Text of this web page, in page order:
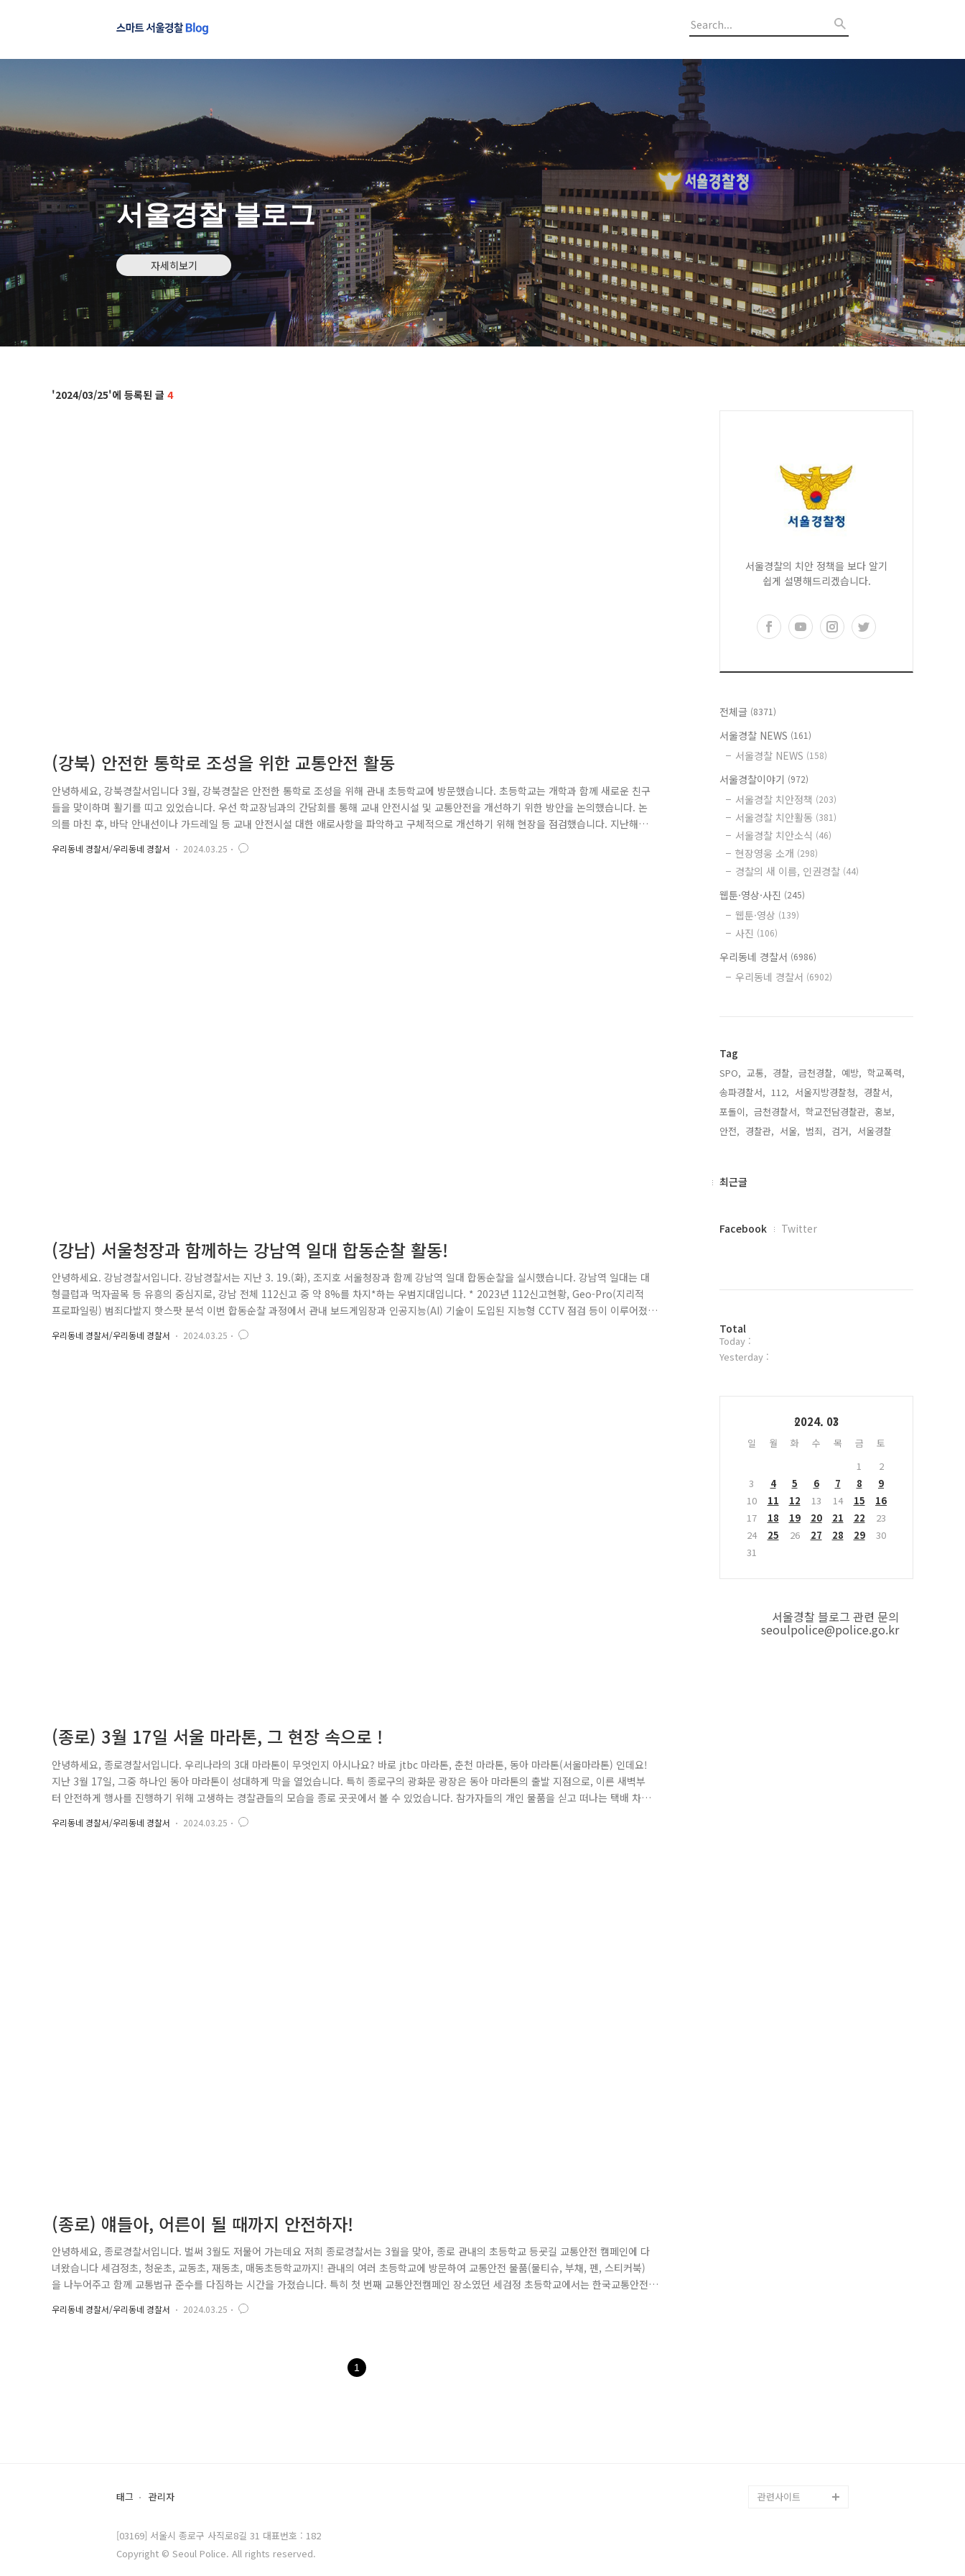
서울경찰 블로그
자세히보기
2024/03/25 4
(강북) 안전한 통학로 조성을 위한 교통안전 활동
안녕하세요, 강북경찰서입니다 3월, 강북경찰은 안전한 통학로 조성을 위해 관내 초등학교에 방문했습니다. 초등학교는 개학과 함께 새로운 친구
들을 맞이하며 활기를 띠고 있었습니다. 우선 학교장님과의 간담회를 통해 교내 안전시설 및 교통안전을 개선하기 위한 방안을 논의했습니다. 논
의를 마친 후, 바닥 안내선이나 가드레일 등 교내 안전시설 대한 애로사항을 파악하고 구체적으로 개선하기 위해 현장을 점검했습니다. 지난해
강북구에서 보행 안전을 위해 구축한 '급경사지 안전지도·관리대장’에 따르면 이번에 방문한 학교는 통학로 경사가 15도로, 급경사에 해당되는데
요, 안전한 등·하교를 위해 학생들에게 보행자 안전수칙의 중요성을 알렸습니다. 교통사고는 무엇보다 예방이 중요합니다. 강북경찰서는 향후 관
우리동네 경찰서/우리동네 경찰서 2024.03.25
(강남) 서울청장과 함께하는 강남역 일대 합동순찰 활동!
안녕하세요. 강남경찰서입니다. 강남경찰서는 지난 3. 19.(화), 조지호 서울청장과 함께 강남역 일대 합동순찰을 실시했습니다. 강남역 일대는 대
형클럽과 먹자골목 등 유흥의 중심지로, 강남 전체 112신고 중 약 8%를 차지*하는 우범지대입니다. * 2023년 112신고현황, Geo-Pro(지리적
프로파일링) 범죄다발지 핫스팟 분석 이번 합동순찰 과정에서 관내 보드게임장과 인공지능(AI) 기술이 도입된 지능형 CCTV 점검 등이 이루어졌
습니다. ※ 경찰청 국가수사본부(국수본)는 오는 7월 14일까지 4개월간 홀덤펍(카드 게임을 즐기며 술을 마시는 곳) 등 영업장의 불법 도박행위
를 집중 단속하고 있습니다. 지난 10.29. 참사 이후, 행정안전부는 밀집도 모니터링이 가능한 '현장인파관리 시스템'을 구축했습..
우리동네 경찰서/우리동네 경찰서 2024.03.25
(종로) 3월 17일 서울 마라톤, 그 현장 속으로 !
안녕하세요, 종로경찰서입니다. 우리나라의 3대 마라톤이 무엇인지 아시나요? 바로 jtbc 마라톤, 춘천 마라톤, 동아 마라톤(서울마라톤) 인데요!
지난 3월 17일, 그중 하나인 동아 마라톤이 성대하게 막을 열었습니다. 특히 종로구의 광화문 광장은 동아 마라톤의 출발 지점으로, 이른 새벽부
터 안전하게 행사를 진행하기 위해 고생하는 경찰관들의 모습을 종로 곳곳에서 볼 수 있었습니다. 참가자들의 개인 물품을 싣고 떠나는 택배 차
량부터, 워밍업을 위해 도로 곳곳을 뛰어다니는 참가자들까지 모두 안전하게 통행할 수 있도록 최선을 다해 도로를 통제하고 있었습니다. 또한
마라톤 참가자 모두가 출발한 뒤, 완주 코스를 달리는 참가자들과, 도로를 통행해야만 하는 일반 시민 사이에서 최대한 원만한 교통 흐름이 이어
우리동네 경찰서/우리동네 경찰서 2024.03.25
(종로) 얘들아, 어른이 될 때까지 안전하자!
안녕하세요, 종로경찰서입니다. 벌써 3월도 저물어 가는데요 저희 종로경찰서는 3월을 맞아, 종로 관내의 초등학교 등굣길 교통안전 캠페인에 다
녀왔습니다 세검정초, 청운초, 교동초, 재동초, 매동초등학교까지! 관내의 여러 초등학교에 방문하여 교통안전 물품(물티슈, 부채, 펜, 스티커북)
을 나누어주고 함께 교통법규 준수를 다짐하는 시간을 가졌습니다. 특히 첫 번째 교통안전캠페인 장소였던 세검정 초등학교에서는 한국교통안전
공단, 종로구청, 세검정파출소, 그리고 종로경찰서장님이 함께 자리해 주시어 더욱 뜻깊은 시간이었습니다. 아이들에게 인기만점인 포돌이 덕에
더욱 즐거운 캠페인 현장이 될 수 있었습니다! 포돌이를 반겨주는 친구들과 하이파이브를 하며, 신호를 잘 지키고 안전하게 다니기로 함께 다짐
우리동네 경찰서/우리동네 경찰서 2024.03.25
1
서울경찰의 치안 정책을 보다 알기
쉽게 설명해드리겠습니다.
전체글 (8371)
서울경찰 NEWS (161)
서울경찰 NEWS (158)
서울경찰이야기 (972)
서울경찰 치안정책 (203)
서울경찰 치안활동 (381)
서울경찰 치안소식 (46)
현장영웅 소개 (298)
경찰의 새 이름, 인권경찰 (44)
웹툰·영상·사진 (245)
웹툰·영상 (139)
사진 (106)
우리동네 경찰서 (6986)
우리동네 경찰서 (6902)
Tag
SPO, 교통, 경찰, 금천경찰, 예방, 학교폭력,
송파경찰서, 112, 서울지방경찰청, 경찰서,
포돌이, 금천경찰서, 학교전담경찰관, 홍보,
안전, 경찰관, 서울, 범죄, 검거, 서울경찰,
최
최근글
페
플
러
그
Facebook Twitter
방
문
자
Total
Today :
Yesterday :
2024. 03
일 월 화 수 목 금
토
1
2
3
4 5 6 7 8
9
10
11 12 13 14 15
16
17
18 19 20 21 22
23
24
25 26 27 28 29
30
31
서울경찰 블로그 관련 문의
seoulpolice@police.go.kr
태그 관리자
[03169] 서울시 종로구 사직로8길 31 대표번호 : 182
Copyright © Seoul Police. All rights reserved.
관련사이트